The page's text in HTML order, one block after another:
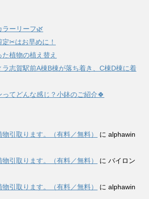
ラーリーフ🌿
✂はお早めに！
植物の植え替え
志賀駅前A棟B棟が落ち着き、C棟D棟に着
てどんな感じ？小鉢のご紹介🍀
引取ります。（有料／無料） に alphawin
引取ります。（有料／無料）
に バイロン
引取ります。（有料／無料）
に alphawin